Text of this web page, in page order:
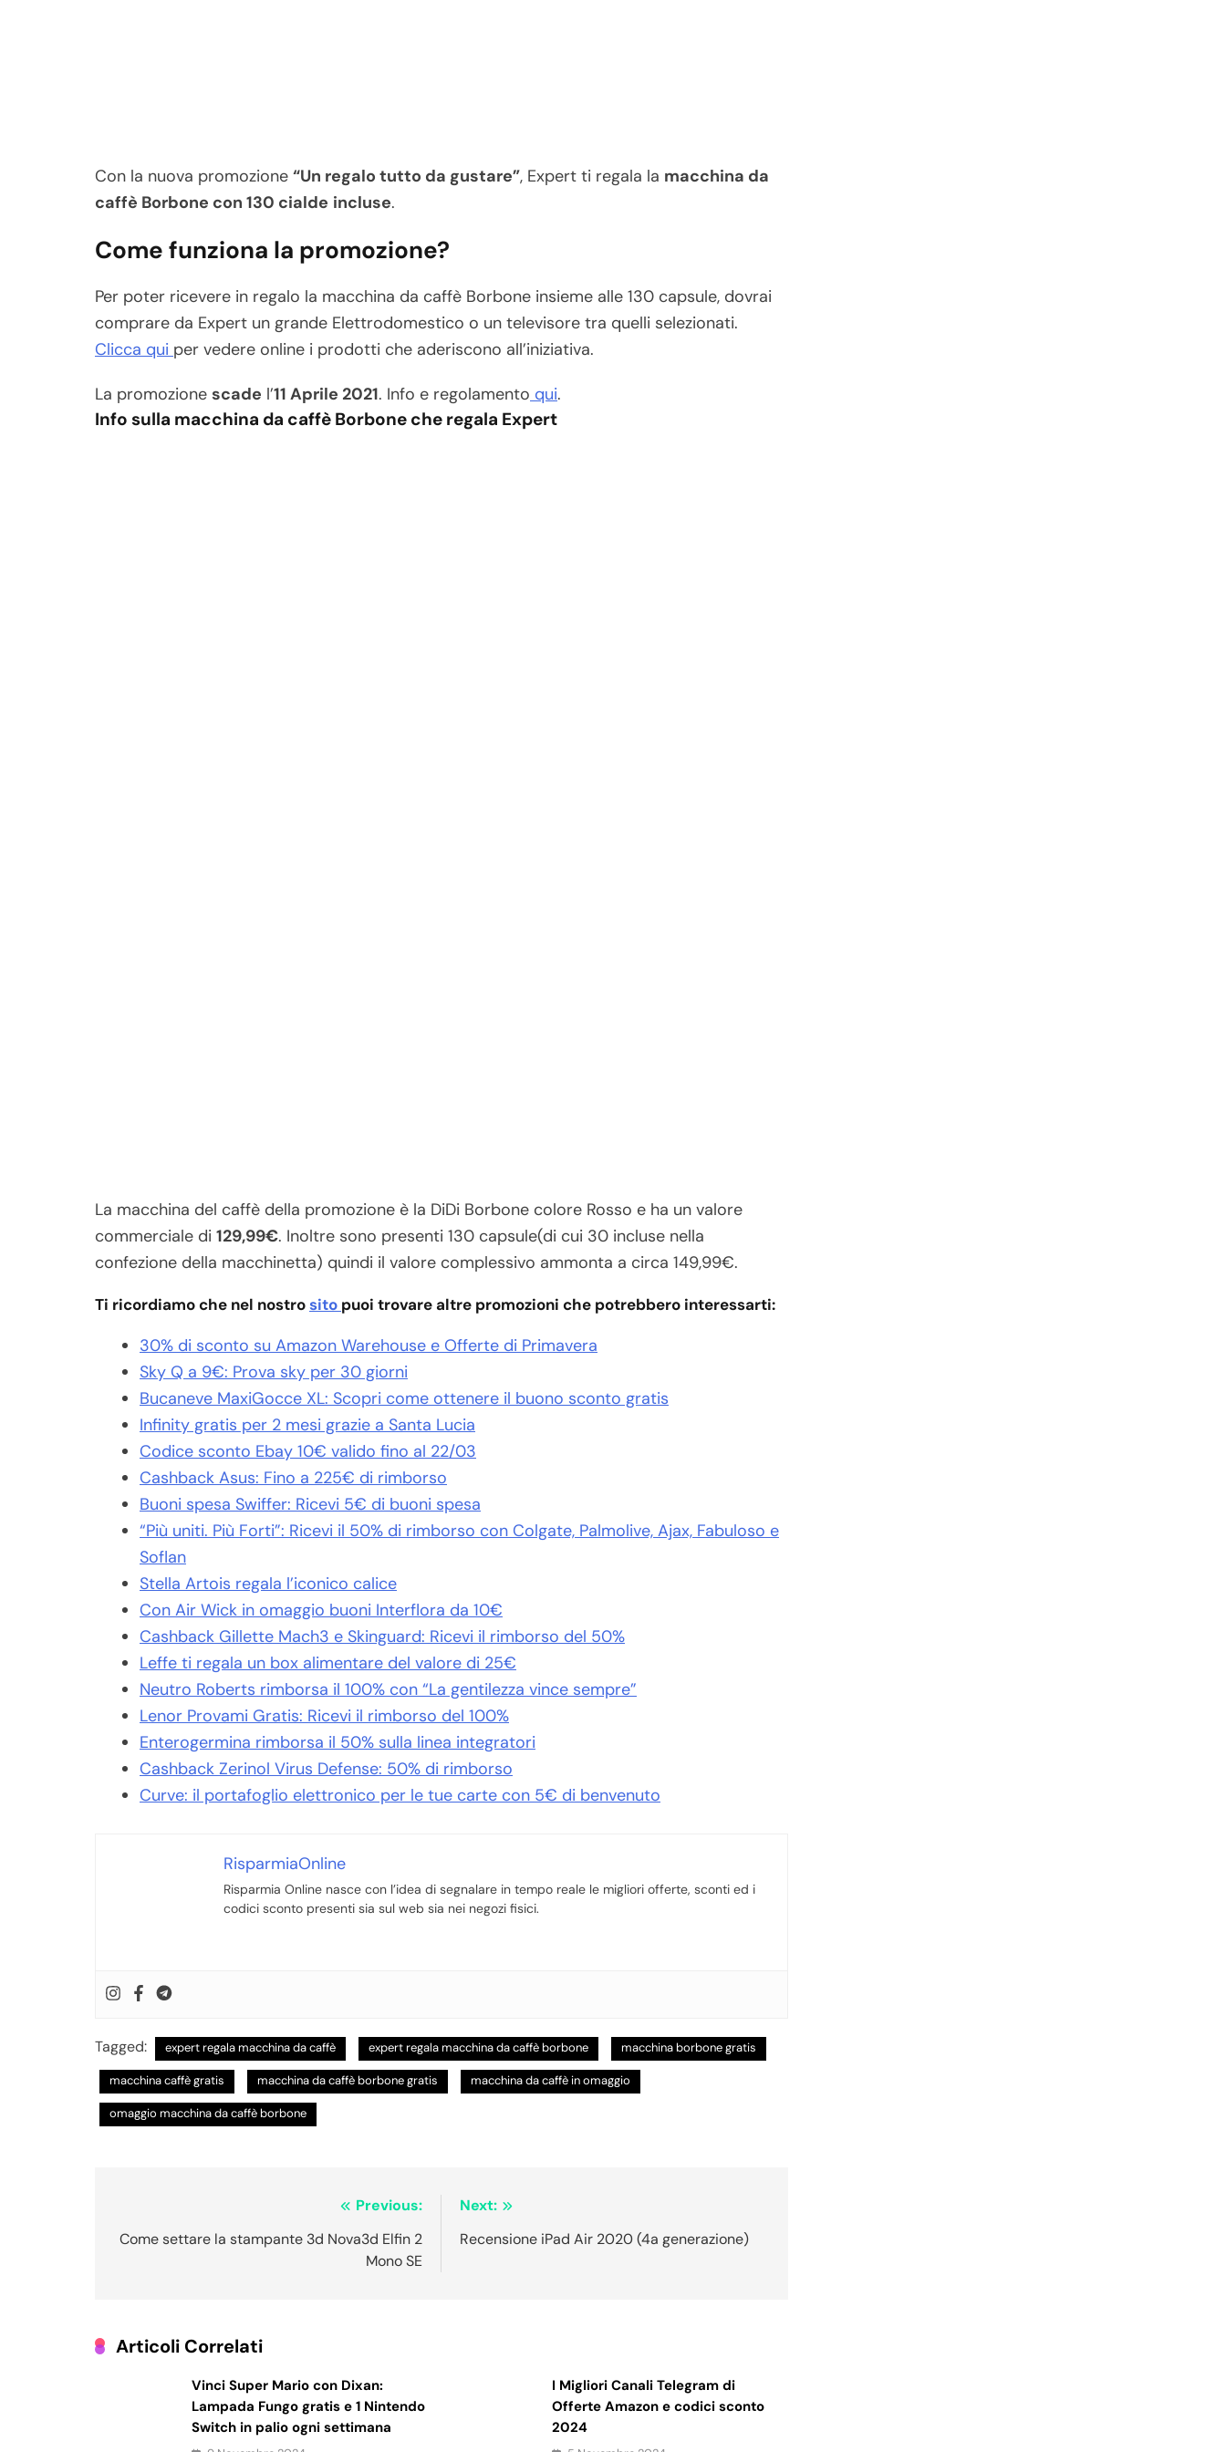
Con la nuova promozione “Un regalo tutto da gustare”, Expert ti regala la macchina da
caffè Borbone con 130 cialde incluse.
Come funziona la promozione?
Per poter ricevere in regalo la macchina da caffè Borbone insieme alle 130 capsule, dovrai
comprare da Expert un grande Elettrodomestico o un televisore tra quelli selezionati.
Clicca qui per vedere online i prodotti che aderiscono all’iniziativa.
La promozione scade l’11 Aprile 2021. Info e regolamento qui.
Info sulla macchina da caffè Borbone che regala Expert
La macchina del caffè della promozione è la DiDi Borbone colore Rosso e ha un valore
commerciale di 129,99€. Inoltre sono presenti 130 capsule(di cui 30 incluse nella
confezione della macchinetta) quindi il valore complessivo ammonta a circa 149,99€.
Ti ricordiamo che nel nostrosito puoi trovare altre promozioni che potrebbero interessarti:
30% di sconto su Amazon Warehouse e Offerte di Primavera
Sky Q a 9€: Prova sky per 30 giorni
Bucaneve MaxiGocce XL: Scopri come ottenere il buono sconto gratis
Infinity gratis per 2 mesi grazie a Santa Lucia
Codice sconto Ebay 10€ valido fino al 22/03
Cashback Asus: Fino a 225€ di rimborso
Buoni spesa Swiffer: Ricevi 5€ di buoni spesa
“Più uniti. Più Forti”: Ricevi il 50% di rimborso con Colgate, Palmolive, Ajax, Fabuloso e
Soflan
Stella Artois regala l’iconico calice
Con Air Wick in omaggio buoni Interflora da 10€
Cashback Gillette Mach3 e Skinguard: Ricevi il rimborso del 50%
Leffe ti regala un box alimentare del valore di 25€
Neutro Roberts rimborsa il 100% con “La gentilezza vince sempre”
Lenor Provami Gratis: Ricevi il rimborso del 100%
Enterogermina rimborsa il 50% sulla linea integratori
Cashback Zerinol Virus Defense: 50% di rimborso
Curve: il portafoglio elettronico per le tue carte con 5€ di benvenuto
RisparmiaOnline
Risparmia Online nasce con l’idea di segnalare in tempo reale le migliori offerte, sconti ed i
codici sconto presenti sia sul web sia nei negozi fisici.
Tagged: expert regala macchina da caffè expert regala macchina da caffè borbone macchina borbone gratis
macchina caffè gratis macchina da caffè borbone gratis macchina da caffè in omaggio
omaggio macchina da caffè borbone
articoli
Previous:
Come settare la stampante 3d Nova3d Elfin 2
Mono SE
Next:
Recensione iPad Air 2020 (4a generazione)
Articoli Correlati
Vinci Super Mario con Dixan:
Lampada Fungo gratis e 1 Nintendo
Switch in palio ogni settimana
I Migliori Canali Telegram di
Offerte Amazon e codici sconto
2024